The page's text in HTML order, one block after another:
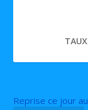
Reprise ce jour